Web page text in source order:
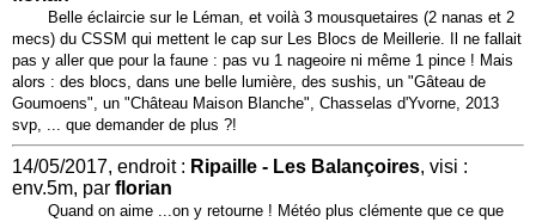
Belle éclaircie sur le Léman, et voilà 3 mousquetaires (2 nanas et 2
mecs) du CSSM qui mettent le cap sur Les Blocs de Meillerie. Il ne fallait
pas y aller que pour la faune : pas vu 1 nageoire ni même 1 pince ! Mais
alors : des blocs, dans une belle lumière, des sushis, un "Gâteau de
Goumoens", un "Château Maison Blanche", Chasselas d'Yvorne, 2013
svp, ... que demander de plus ?!
14/05/2017, endroit : Ripaille - Les Balançoires, visi :
env.5m, par florian
Quand on aime ...on y retourne ! Météo plus clémente que ce que